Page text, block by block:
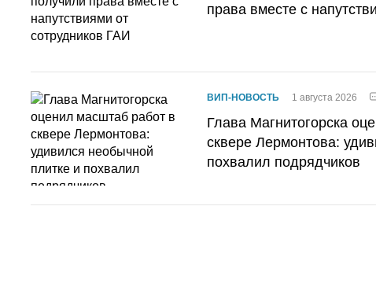
права вместе с
ВИП-НОВОСТЬ 1 августа 2026
Глава Магнитогорска
сквере Лермонтова:
похвалил подрядчиков